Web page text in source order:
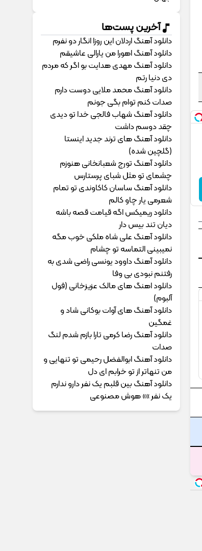
آخرین پست‌ها
دانلود آهنگ اردلان این روزا انگار دو نفرم
دانلود آهنگ اهورا من یارالی عاشیقم
دانلود آهنگ مهدی هدایت بو اگر که مردم
دی دنیا رتم
دانلود آهنگ محمد ملایی دوﺳﺖ دارم
ﺻﺪات ﻛﻨﻢ ﺗﻮام ﺑﮕﻰ ﺟﻮﻧﻢ
دانلود آهنگ شهاب فالجی خدا تو دیدی
چقد دوسم داشت
دانلود آهنگ های ترند جدید اینستا
(گلچین شده)
دانلود آهنگ تورج شعبانخانی هنوزم
چشمای تو مثل شبای پرستارس
دانلود آهنگ ساسان کاکاوندی تو تمام
شعرمی یار چاو کالم
دانلود ریمیکس اگه قیامت قصه باشه
دیان تند بیس دار
دانلود آهنگ علی شاه ملکی خوب مگه
نمیبینی التماسه تو چشام
دانلود آهنگ داوود یونسی راﺿﻰ ﺷﺪی ﺑﻪ
رﻓﺘﻨﻢ ﻧﺒﻮدی ﺑﻰ وﻓﺎ
دانلود اهنگ های مالک عزیزخانی (فول
آلبوم)
دانلود آهنگ های آوات بوکانی شاد و
غمگین
دانلود آهنگ رضا کرمی تارا بازم شدم لنگ
صدات
دانلود آهنگ ابوالفضل رحیمی ﺗﻮ ﺗﻨﻬﺎﻳﻰ و
ﻣﻦ ﺗﻨﻬﺎﺗﺮ از ﺗﻮ ﺧﺮاﺑﻢ ای دل
دانلود آهنگ بین قلبم یک نفر دارو ندارم
یک نفر »» هوش مصنوعی